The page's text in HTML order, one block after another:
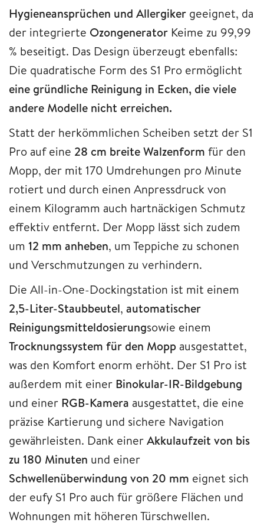
Hygieneansprüchen und Allergiker geeignet, da
der integrierte Ozongenerator Keime zu 99,99
% beseitigt. Das Design überzeugt ebenfalls:
Die quadratische Form des S1 Pro ermöglicht
eine gründliche Reinigung in Ecken, die viele
andere Modelle nicht erreichen.
Statt der herkömmlichen Scheiben setzt der S1
Pro auf eine 28 cm breite Walzenform für den
Mopp, der mit 170 Umdrehungen pro Minute
rotiert und durch einen Anpressdruck von
einem Kilogramm auch hartnäckigen Schmutz
effektiv entfernt. Der Mopp lässt sich zudem
um 12 mm anheben, um Teppiche zu schonen
und Verschmutzungen zu verhindern.
Die All-in-One-Dockingstation ist mit einem
2,5-Liter-Staubbeutel, automatischer
Reinigungsmitteldosierungsowie einem
Trocknungssystem für den Mopp ausgestattet,
was den Komfort enorm erhöht. Der S1 Pro ist
außerdem mit einer Binokular-IR-Bildgebung
und einer RGB-Kamera ausgestattet, die eine
präzise Kartierung und sichere Navigation
gewährleisten. Dank einerAkkulaufzeit von bis
zu 180 Minuten und einer
Schwellenüberwindung von 20 mm eignet sich
der eufy S1 Pro auch für größere Flächen und
Wohnungen mit höheren Türschwellen.